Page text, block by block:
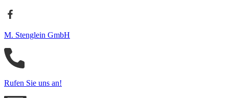
M. Stenglein GmbH
Rufen Sie uns an!